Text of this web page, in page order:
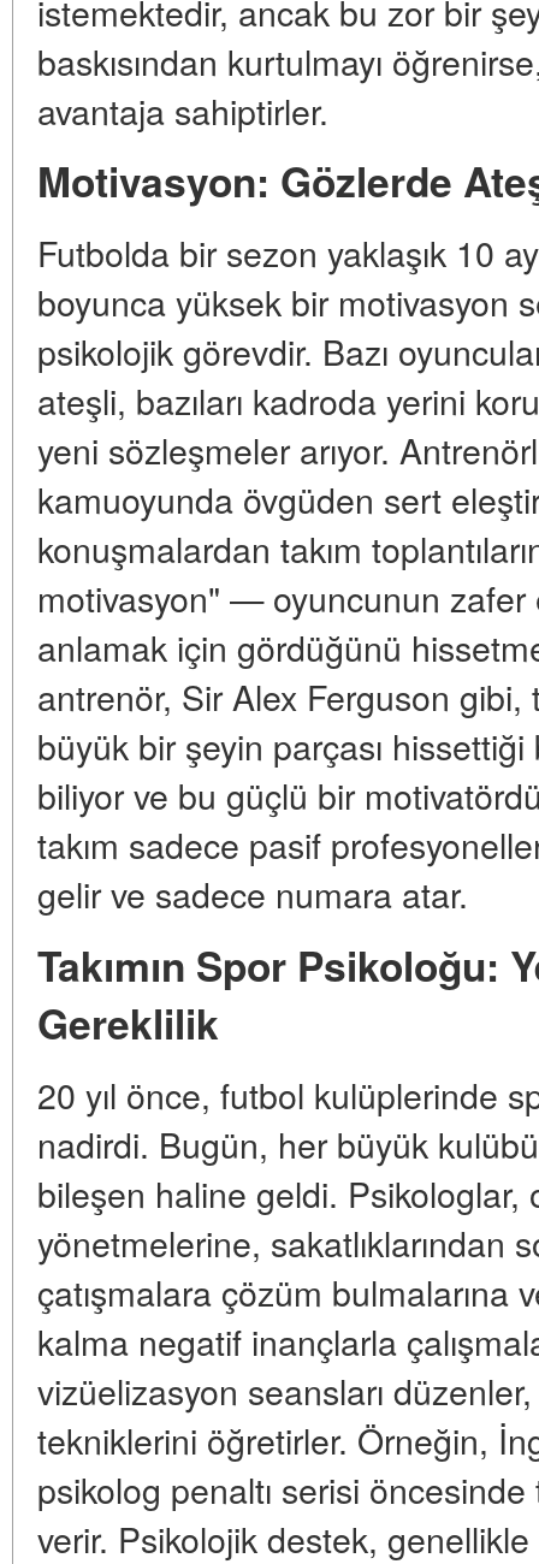
istemektedir, ancak bu zor bir
baskısından kurtulmayı
avantaja sahiptirler.
Motivasyon: Gözlerde
Futbolda bir sezon yaklaşık 10
boyunca yüksek bir motivasyon
psikolojik görevdir. Bazı
ateşli, bazıları kadroda yerini
yeni sözleşmeler arıyor.
kamuoyunda övgüden sert
konuşmalardan takım
motivasyon" — oyuncunun zafer
anlamak için gördüğünü
antrenör, Sir Alex Ferguson gibi,
büyük bir şeyin parçası
biliyor ve bu güçlü bir
takım sadece pasif
gelir ve sadece numara atar.
Takımın Spor Psikoloğu:
Gereklilik
20 yıl önce, futbol kulüplerinde
nadirdi. Bugün, her büyük
bileşen haline geldi. Psikologlar,
yönetmelerine, sakatlıklarından
çatışmalara çözüm bulmalarına
kalma negatif inançlarla
vizüelizasyon seansları
tekniklerini öğretirler. Örneğin,
psikolog penaltı serisi öncesinde
verir. Psikolojik destek,